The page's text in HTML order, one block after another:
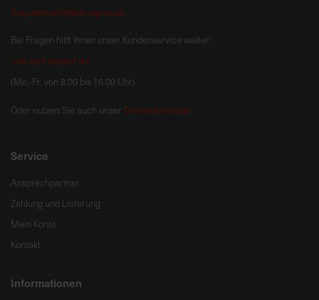
hug.zentrale@bat-agrar.de
Bei Fragen hilft Ihnen unser Kundenservice weiter:
+49 251 60957 47
(Mo.-Fr. von 8.00 bis 16.00 Uhr)
Oder nutzen Sie auch unser Onlineformular.
Service
Ansprechpartner
Zahlung und Lieferung
Mein Konto
Kontakt
Informationen